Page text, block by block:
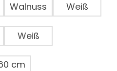
Walnuss Weiß
Weiß
cm